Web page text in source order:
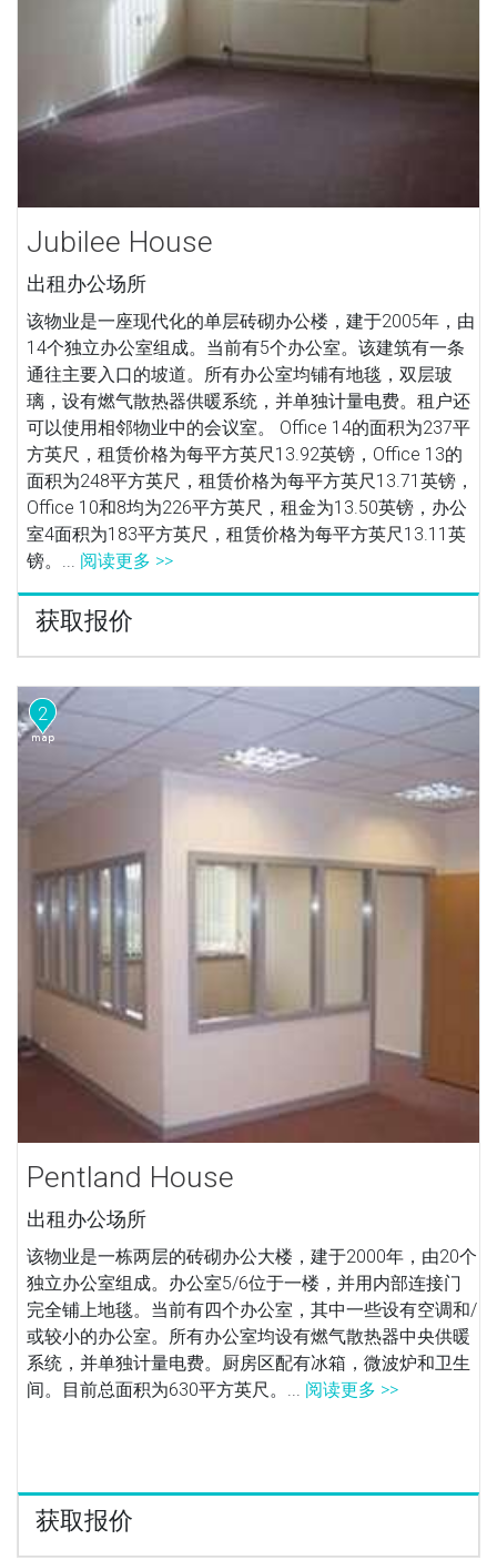
Jubilee House
出租办公场所
该物业是一座现代化的单层砖砌办公楼，建于2005年，由
14个独立办公室组成。当前有5个办公室。该建筑有一条
通往主要入口的坡道。所有办公室均铺有地毯，双层玻
璃，设有燃气散热器供暖系统，并单独计量电费。租户还
可以使用相邻物业中的会议室。 Office 14的面积为237平
方英尺，租赁价格为每平方英尺13.92英镑，Office 13的
面积为248平方英尺，租赁价格为每平方英尺13.71英镑，
Office 10和8均为226平方英尺，租金为13.50英镑，办公
室4面积为183平方英尺，租赁价格为每平方英尺13.11英
镑。... 阅读更多 >>
获取报价
2
Pentland House
出租办公场所
该物业是一栋两层的砖砌办公大楼，建于2000年，由20个
独立办公室组成。办公室5/6位于一楼，并用内部连接门
完全铺上地毯。当前有四个办公室，其中一些设有空调和/
或较小的办公室。所有办公室均设有燃气散热器中央供暖
系统，并单独计量电费。厨房区配有冰箱，微波炉和卫生
间。目前总面积为630平方英尺。... 阅读更多 >>
获取报价